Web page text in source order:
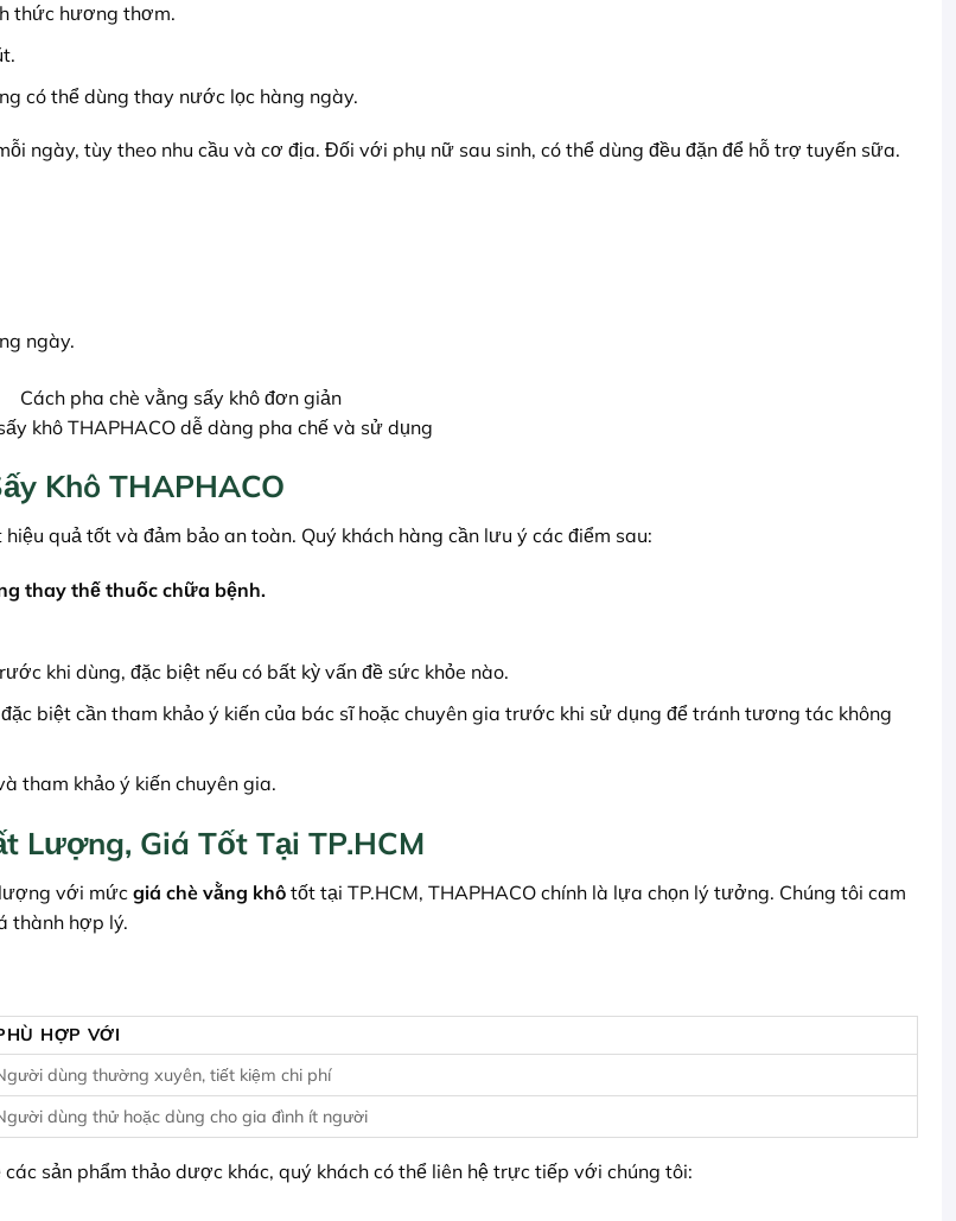
thức hương thơm.
có thể dùng thay nước lọc hàng ngày.
ngày, tùy theo nhu cầu và cơ địa. Đối với phụ nữ sau sinh, có thể dùng đều đặn để hỗ trợ tuyến sữa.
ngày.
khô THAPHACO dễ dàng pha chế và sử dụng
Khô THAPHACO
quả tốt và đảm bảo an toàn. Quý khách hàng cần lưu ý các điểm sau:
thay thế thuốc chữa bệnh.
khi dùng, đặc biệt nếu có bất kỳ vấn đề sức khỏe nào.
biệt cần tham khảo ý kiến của bác sĩ hoặc chuyên gia trước khi sử dụng để tránh tương tác không
tham khảo ý kiến chuyên gia.
Lượng, Giá Tốt Tại TP.HCM
với mức giá chè vằng khô tốt tại TP.HCM, THAPHACO chính là lựa chọn lý tưởng. Chúng tôi cam
thành hợp lý.
HỢP VỚI
dùng thường xuyên, tiết kiệm chi phí
dùng thử hoặc dùng cho gia đình ít người
các sản phẩm thảo dược khác, quý khách có thể liên hệ trực tiếp với chúng tôi: